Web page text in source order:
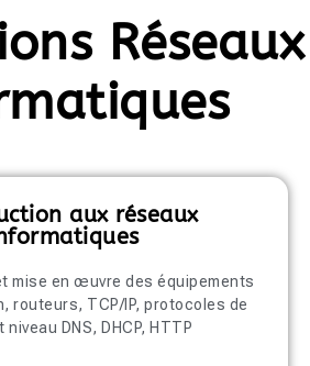
Réseaux
aux réseaux
mise en œuvre des équipements
routeurs, TCP/IP, protocoles de
DNS, DHCP, HTTP